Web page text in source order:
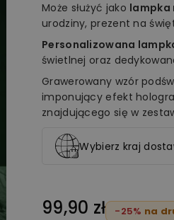
Może służyć jako lampka
urodziny, prezent na
Personalizowana
świetlnej oraz
Grawerowany wzór
imponujący efekt
znajdującego się w
Wybierz kraj
99,90 zł -25% na